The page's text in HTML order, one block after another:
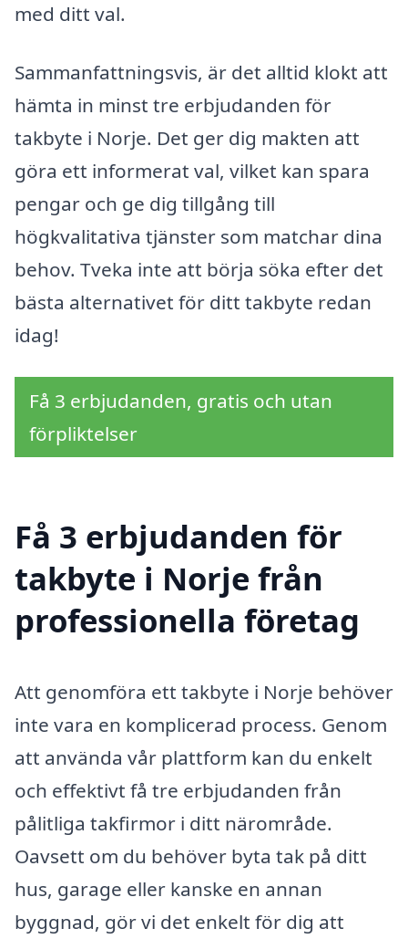
med ditt val.
Sammanfattningsvis, är det alltid klokt att
hämta in minst tre erbjudanden för
takbyte i Norje. Det ger dig makten att
göra ett informerat val, vilket kan spara
pengar och ge dig tillgång till
högkvalitativa tjänster som matchar dina
behov. Tveka inte att börja söka efter det
bästa alternativet för ditt takbyte redan
idag!
Få 3 erbjudanden, gratis och utan
förpliktelser
Få 3 erbjudanden för
takbyte i Norje från
professionella företag
Att genomföra ett takbyte i Norje behöver
inte vara en komplicerad process. Genom
att använda vår plattform kan du enkelt
och effektivt få tre erbjudanden från
pålitliga takfirmor i ditt närområde.
Oavsett om du behöver byta tak på ditt
hus, garage eller kanske en annan
byggnad, gör vi det enkelt för dig att